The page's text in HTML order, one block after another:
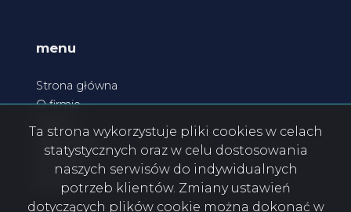
menu
Strona główna
O firmie
Kontakt
Ta strona wykorzystuje pliki cookies w celach
statystycznych oraz w celu dostosowania
naszych serwisów do indywidualnych
potrzeb klientów. Zmiany ustawień
dotyczących plików cookie można dokonać w